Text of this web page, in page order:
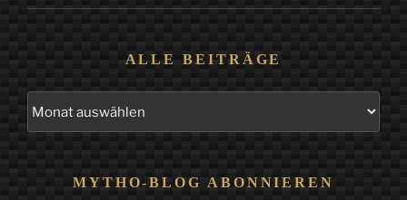
ALLE BEITRÄGE
MYTHO-BLOG ABONNIEREN